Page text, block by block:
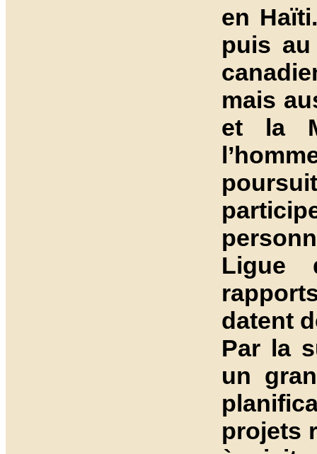
en
puis au
mais
et la
Ligue
datent
Par la
un
projets